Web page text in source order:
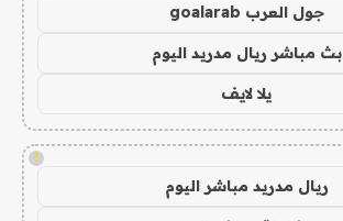
جول العرب goalarab
بث مباشر ريال مدريد اليوم
يلا لايف
!
ريال مدريد مباشر اليوم